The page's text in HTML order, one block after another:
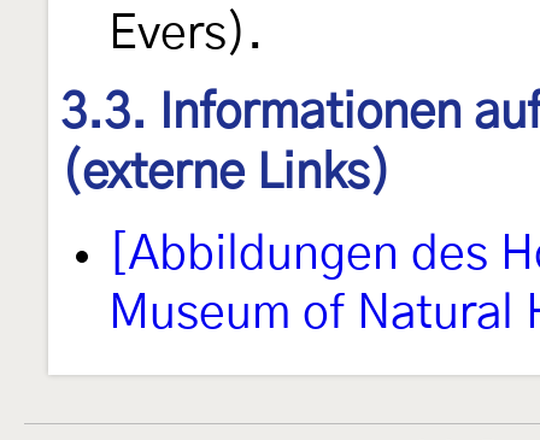
Evers).
3.3. Informationen
(externe Links)
[Abbildungen des
Museum of Natural